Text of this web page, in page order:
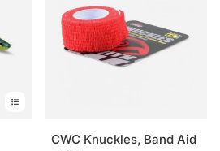
CWC Knuckles, Band Aid